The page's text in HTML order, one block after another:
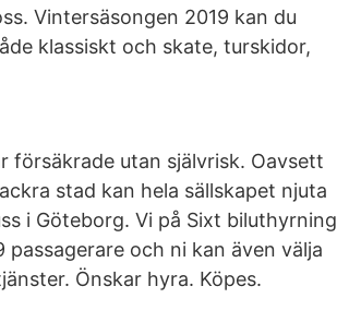
Vintersäsongen 2019 kan du
klassiskt och skate, turskidor,
försäkrade utan självrisk. Oavsett
stad kan hela sällskapet njuta
i Göteborg. Vi på Sixt biluthyrning
och ni kan även välja
Önskar hyra. Köpes.